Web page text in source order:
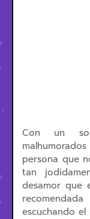
Con un
persona que
tan
desamor que
escuchando el